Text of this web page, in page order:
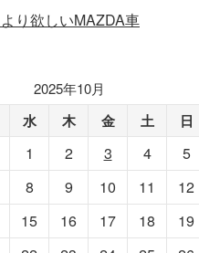
り欲しいMAZDA車
2025年10月
水 木 金 土 日
1 2 3 4
5
8 9 10 11
12
15 16 17 18
19